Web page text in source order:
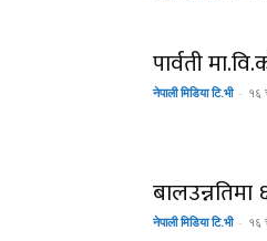
पार्वती
नेपाली मिडिया टि.भी - १६
नेपाली मिडिया टि.भी - १६